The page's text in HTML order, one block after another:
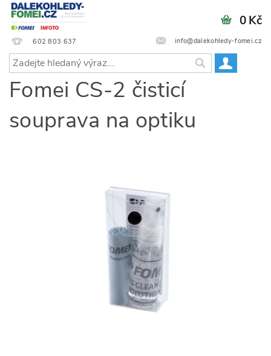
602 803 637 info@dalekohledy-fomei.cz
0 Kč
Fomei CS-2 čisticí
souprava na optiku